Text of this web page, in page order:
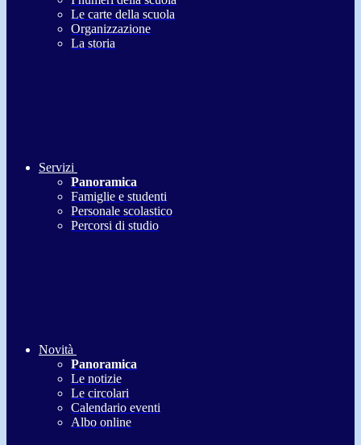
Le carte della scuola
Organizzazione
La storia
Servizi
Panoramica
Famiglie e studenti
Personale scolastico
Percorsi di studio
Novità
Panoramica
Le notizie
Le circolari
Calendario eventi
Albo online